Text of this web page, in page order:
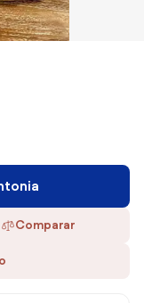
Comparar